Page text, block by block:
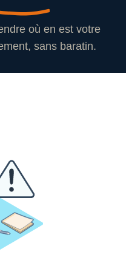
où en est votre
sans baratin.